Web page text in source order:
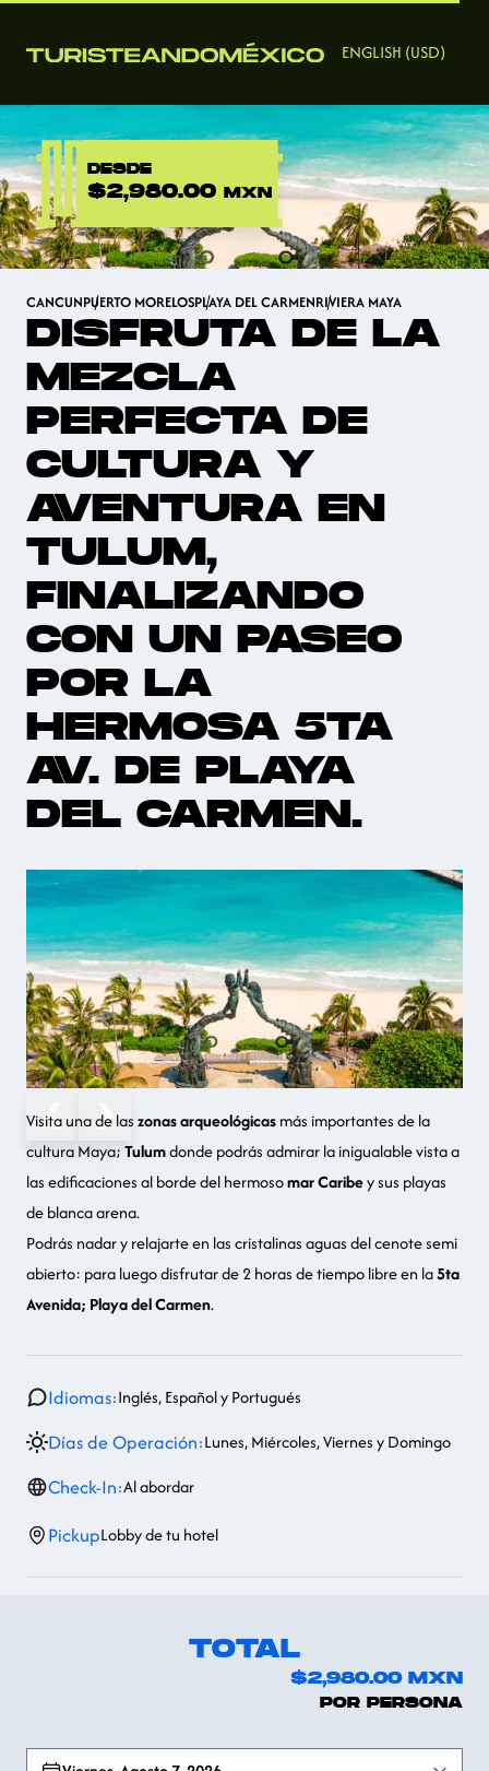
ENGLISH (USD)
DESDE
$2,980.00 MXN
CANCUNPUERTO MORELOSPLAYA DEL CARMENRIVIERA MAYA
DISFRUTA DE LA
MEZCLA
PERFECTA DE
CULTURA Y
AVENTURA EN
TULUM,
FINALIZANDO
CON UN PASEO
POR LA
HERMOSA 5TA
AV. DE PLAYA
DEL CARMEN.
❮ ❯
Visita una de laszonas arqueológicasmás importantes de la
cultura Maya;Tulumdonde podrás admirar la inigualable vista a
las edificaciones al borde del hermosomar Caribey sus playas
de blanca arena.
Podrás nadar y relajarte en las cristalinas aguas delcenote semi
abierto: para luego disfrutar de 2 horas de tiempo libre en la5ta
Avenida; Playa del Carmen.
Idiomas:Inglés, Español y Portugués
Días de Operación:Lunes, Miércoles, Viernes y Domingo
Check-In:Al abordar
PickupLobby de tu hotel
TOTAL
$2,980.00 MXN
POR PERSONA